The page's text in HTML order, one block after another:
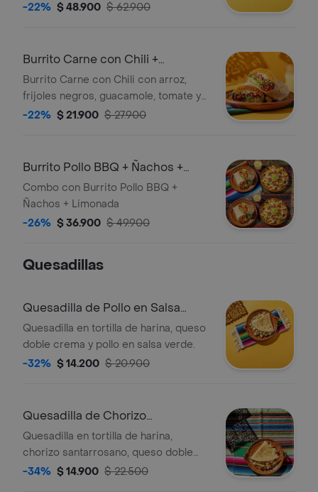
-22% $ 48.900 $ 62.900
Burrito Carne con Chili +
Limonada
Burrito Carne con Chili con arroz,
frijoles negros, guacamole, tomate y
queso. Incluye limonada.
-22% $ 21.900 $ 27.900
Burrito Pollo BBQ + Ñachos +
Limonada
Combo con Burrito Pollo BBQ +
Ñachos + Limonada
-26% $ 36.900 $ 49.900
Quesadillas
Quesadilla de Pollo en Salsa
Verde
Quesadilla en tortilla de harina, queso
doble crema y pollo en salsa verde.
-32% $ 14.200 $ 20.900
Quesadilla de Chorizo
Santarrossano
Quesadilla en tortilla de harina,
chorizo santarrosano, queso doble
crema y salsa verde.
-34% $ 14.900 $ 22.500